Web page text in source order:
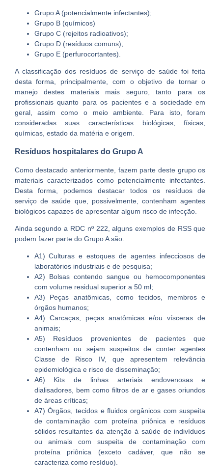
Grupo A (potencialmente infectantes);
Grupo B (químicos)
Grupo C (rejeitos radioativos);
Grupo D (resíduos comuns);
Grupo E (perfurocortantes).
A classificação dos resíduos de serviço de saúde foi feita
desta forma, principalmente, com o objetivo de tornar o
manejo destes materiais mais seguro, tanto para os
profissionais quanto para os pacientes e a sociedade em
geral, assim como o meio ambiente. Para isto, foram
consideradas suas características biológicas, físicas,
químicas, estado da matéria e origem.
Resíduos hospitalares do Grupo A
Como destacado anteriormente, fazem parte deste grupo os
materiais caracterizados como potencialmente infectantes.
Desta forma, podemos destacar todos os resíduos de
serviço de saúde que, possivelmente, contenham agentes
biológicos capazes de apresentar algum risco de infecção.
Ainda segundo a RDC nº 222, alguns exemplos de RSS que
podem fazer parte do Grupo A são:
A1) Culturas e estoques de agentes infecciosos de
laboratórios industriais e de pesquisa;
A2) Bolsas contendo sangue ou hemocomponentes
com volume residual superior a 50 ml;
A3) Peças anatômicas, como tecidos, membros e
órgãos humanos;
A4) Carcaças, peças anatômicas e/ou vísceras de
animais;
A5) Resíduos provenientes de pacientes que
contenham ou sejam suspeitos de conter agentes
Classe de Risco IV, que apresentem relevância
epidemiológica e risco de disseminação;
A6) Kits de linhas arteriais endovenosas e
dialisadores, bem como filtros de ar e gases oriundos
de áreas críticas;
A7) Órgãos, tecidos e fluidos orgânicos com suspeita
de contaminação com proteína priônica e resíduos
sólidos resultantes da atenção à saúde de indivíduos
ou animais com suspeita de contaminação com
proteína priônica (exceto cadáver, que não se
caracteriza como resíduo).